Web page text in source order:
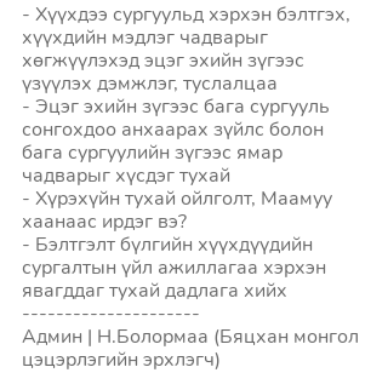
- Хүүхдээ сургуульд хэрхэн бэлтгэх,
хүүхдийн мэдлэг чадварыг
хөгжүүлэхэд эцэг эхийн зүгээс
үзүүлэх дэмжлэг, туслалцаа
- Эцэг эхийн зүгээс бага сургууль
сонгохдоо анхаарах зүйлс болон
бага сургуулийн зүгээс ямар
чадварыг хүсдэг тухай
- Хүрэхүйн тухай ойлголт, Маамуу
хаанаас ирдэг вэ?
- Бэлтгэлт бүлгийн хүүхдүүдийн
сургалтын үйл ажиллагаа хэрхэн
явагддаг тухай дадлага хийх
---------------------
Админ | Н.Болормаа (Бяцхан монгол
цэцэрлэгийн эрхлэгч)